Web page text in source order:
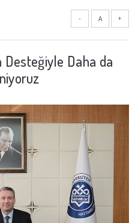
- A +
Desteğiyle Daha da